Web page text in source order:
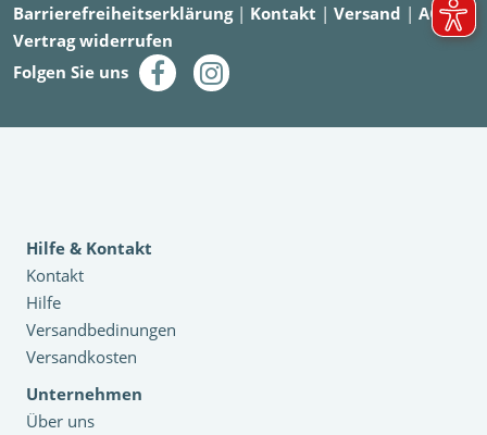
Barrierefreiheitserklärung| Kontakt | Versand | AGB|
Vertrag widerrufen
Folgen Sie uns
Hilfe & Kontakt
Kontakt
Hilfe
Versandbedinungen
Versandkosten
Unternehmen
Über uns